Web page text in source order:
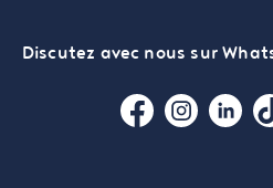
Discutez avec nous sur